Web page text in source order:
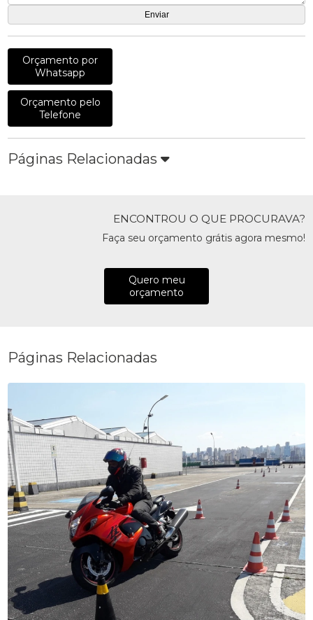
Orçamento por
Whatsapp
Orçamento pelo
Telefone
Páginas Relacionadas
ENCONTROU O QUE PROCURAVA?
Faça seu orçamento grátis agora mesmo!
Quero meu
orçamento
Páginas Relacionadas